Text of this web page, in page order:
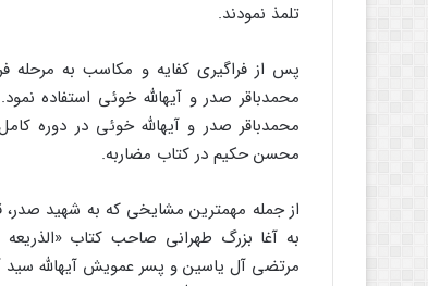
تلمذ نمودند.
پس از فراگیرى کفایه و مکاسب به
محمدباقر صدر و آیه‏الله خوئى استفاده
محمدباقر صدر و آیه‏الله خوئى در دوره
محسن حکیم در کتاب مضاربه.
از جمله مهمترین مشایخى که به شهید صدر،
به آغا بزرگ طهرانى صاحب کتاب
مرتضى آل یاسین و پسر عمویش آیه‏الله سید